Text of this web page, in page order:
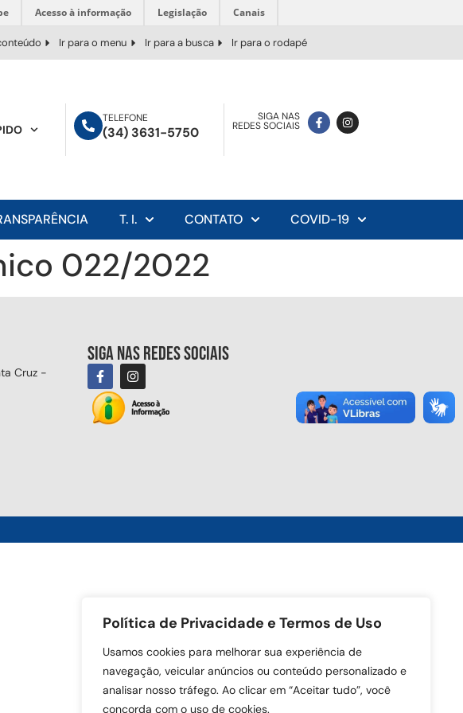
Política de Privacidade e Termos de Uso
Usamos cookies para melhorar sua experiência de
navegação, veicular anúncios ou conteúdo personalizado e
analisar nosso tráfego. Ao clicar em “Aceitar tudo”, você
concorda com o uso de cookies.
Acesso à informação Legislação Canais
Ir para o menu Ir para a busca Ir para o rodapé
TELEFONE
(34) 3631-5750
SIGA NAS
REDES SOCIAIS
T. I. CONTATO COVID-19
022/2022
Cruz -
Siga nas redes sociais